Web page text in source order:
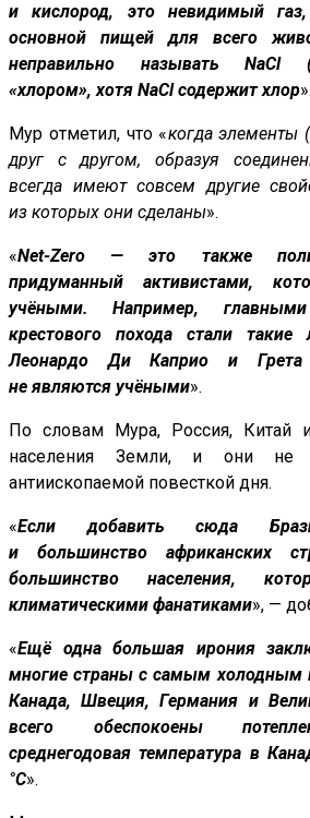
и кислород, это невидимый
основной пищей для всего
неправильно называть NaCl
«хлором», хотя NaCl содержит хлор».
Мур отметил, что «когда элементы
друг с другом, образуя
всегда имеют совсем другие
из которых они сделаны».
«Net-Zero — это также
придуманный активистами,
учёными. Например,
крестового похода стали
Леонардо Ди Каприо и Грета
не являются учёными».
По словам Мура, Россия, Китай
населения Земли, и они не
антиископаемой повесткой дня.
«Если добавить сюда
и большинство африканских
большинство населения,
климатическими фанатиками», —
«Ещё одна большая ирония
многие страны с самым холодным
Канада, Швеция, Германия и
всего обеспокоены
среднегодовая температура в
°C».